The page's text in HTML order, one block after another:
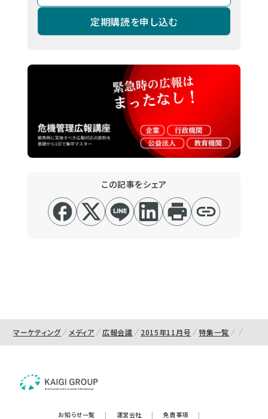
定期購読を申し込む
この記事をシェア
マーケティング メディア 広報会議 2015年11月号 特集一覧
お知らせ一覧 | 運営会社 | 免責事項 |